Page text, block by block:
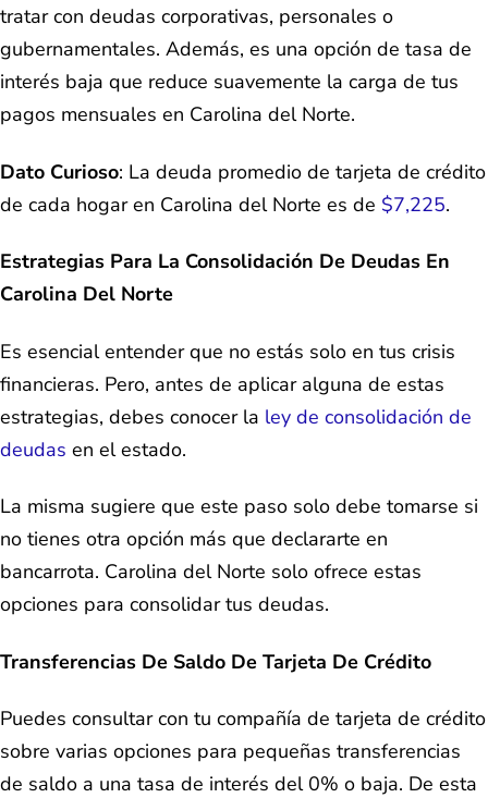
tratar con deudas corporativas, personales o
gubernamentales. Además, es una opción de tasa de
interés baja que reduce suavemente la carga de tus
pagos mensuales en Carolina del Norte.
Dato Curioso: La deuda promedio de tarjeta de crédito
de cada hogar en Carolina del Norte es de $7,225.
Estrategias Para La Consolidación De Deudas En
Carolina Del Norte
Es esencial entender que no estás solo en tus crisis
financieras. Pero, antes de aplicar alguna de estas
estrategias, debes conocer la ley de consolidación de
deudas en el estado.
La misma sugiere que este paso solo debe tomarse si
no tienes otra opción más que declararte en
bancarrota. Carolina del Norte solo ofrece estas
opciones para consolidar tus deudas.
Transferencias De Saldo De Tarjeta De Crédito
Puedes consultar con tu compañía de tarjeta de crédito
sobre varias opciones para pequeñas transferencias
de saldo a una tasa de interés del 0% o baja. De esta